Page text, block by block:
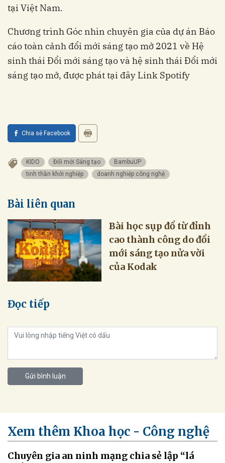
tại Việt Nam.
Chương trình Góc nhìn chuyên gia của dự án Báo
cáo toàn cảnh đổi mới sáng tạo mở 2021 về Hệ
sinh thái Đổi mới sáng tạo và hệ sinh thái Đổi mới
sáng tạo mở, được phát tại đây Link Spotify
Chia sẻ Facebook
KIDO Đổi mới Sáng tạo
BambuUP
tinh thần khởi nghiệp
doanh nghiệp công nghệ
Bài liên quan
Bài học sụp đổ từ đỉnh
cao thành công do đổi
mới sáng tạo nửa vời
của Kodak
Đọc tiếp
Gửi bình luận
Xem thêm Khoa học - Công nghệ
Chuyên gia an ninh mạng chia sẻ lập “lá